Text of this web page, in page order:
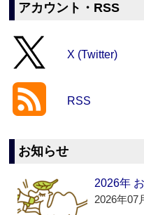
アカウント・RSS
X (Twitter)
RSS
お知らせ
2026年
2026年07